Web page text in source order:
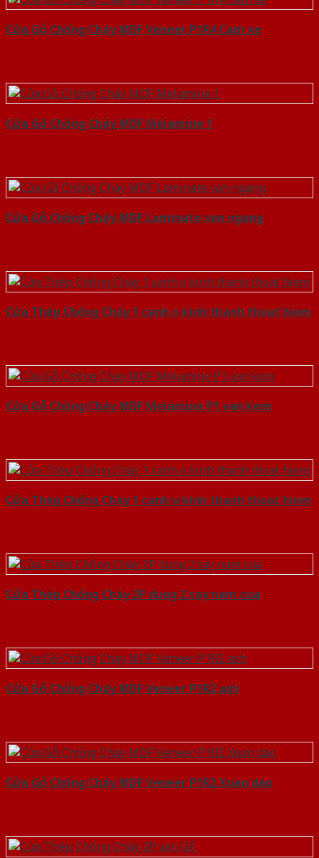
Cửa Gỗ Chống Cháy MDF Veneer P1R4 Cam xe
Cửa Gỗ Chống Cháy MDF Melamine 1
Cửa Gỗ Chống Cháy MDF Laminate van ngang
Cửa Thép Chống Cháy 1 canh o kinh thanh thoat hiem
Cửa Gỗ Chống Cháy MDF Melamine P1 van kem
Cửa Thép Chống Cháy 1 canh o kinh thanh thoat hiem
Cửa Thép Chống Cháy 2P dung 2 tay nam cua
Cửa Gỗ Chống Cháy MDF Veneer P1R2 ash
Cửa Gỗ Chống Cháy MDF Veneer P1R2 Xoan dao